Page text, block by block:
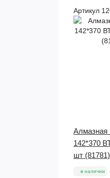
Артикул
Алмазная
142*370
шт (81781)
в наличии